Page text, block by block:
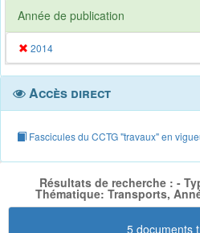
Année de publication
2014
Accès direct
Fascicules du CCTG "travaux" en
Résultats de recherche : -
Thématique: Transports,
5 documents